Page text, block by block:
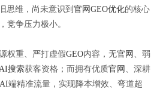
思维，尚未意识到 官网GEO优化的核心
竞争压力极小。
权重、严打虚假GEO内容，无官网
、弱
AI搜索获客资格；而拥有优质官网
、深耕
AI端精准流量，实现降本增效、弯道超